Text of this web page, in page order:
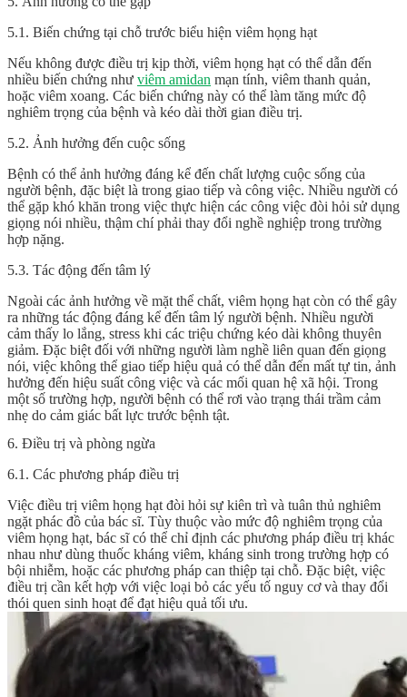
5.1. Biến chứng tại chỗ trước biểu hiện viêm họng hạt
Nếu không được điều trị kịp thời, viêm họng hạt có thể dẫn đến
nhiều biến chứng như viêm amidan mạn tính, viêm thanh quản,
hoặc viêm xoang. Các biến chứng này có thể làm tăng mức độ
nghiêm trọng của bệnh và kéo dài thời gian điều trị.
5.2. Ảnh hưởng đến cuộc sống
Bệnh có thể ảnh hưởng đáng kể đến chất lượng cuộc sống của
người bệnh, đặc biệt là trong giao tiếp và công việc. Nhiều người có
thể gặp khó khăn trong việc thực hiện các công việc đòi hỏi sử dụng
giọng nói nhiều, thậm chí phải thay đổi nghề nghiệp trong trường
hợp nặng.
5.3. Tác động đến tâm lý
Ngoài các ảnh hưởng về mặt thể chất, viêm họng hạt còn có thể gây
ra những tác động đáng kể đến tâm lý người bệnh. Nhiều người
cảm thấy lo lắng, stress khi các triệu chứng kéo dài không thuyên
giảm. Đặc biệt đối với những người làm nghề liên quan đến giọng
nói, việc không thể giao tiếp hiệu quả có thể dẫn đến mất tự tin, ảnh
hưởng đến hiệu suất công việc và các mối quan hệ xã hội. Trong
một số trường hợp, người bệnh có thể rơi vào trạng thái trầm cảm
nhẹ do cảm giác bất lực trước bệnh tật.
6. Điều trị và phòng ngừa
6.1. Các phương pháp điều trị
Việc điều trị viêm họng hạt đòi hỏi sự kiên trì và tuân thủ nghiêm
ngặt phác đồ của bác sĩ. Tùy thuộc vào mức độ nghiêm trọng của
viêm họng hạt, bác sĩ có thể chỉ định các phương pháp điều trị khác
nhau như dùng thuốc kháng viêm, kháng sinh trong trường hợp có
bội nhiễm, hoặc các phương pháp can thiệp tại chỗ. Đặc biệt, việc
điều trị cần kết hợp với việc loại bỏ các yếu tố nguy cơ và thay đổi
thói quen sinh hoạt để đạt hiệu quả tối ưu.